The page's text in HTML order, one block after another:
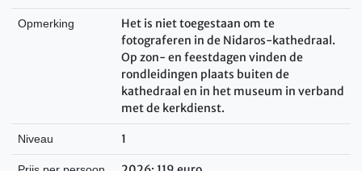
Opmerking
Het is niet toegestaan om te
fotograferen in de Nidaros-kathedraal.
Op zon- en feestdagen vinden de
rondleidingen plaats buiten de
kathedraal en in het museum in verband
met de kerkdienst.
Niveau 1